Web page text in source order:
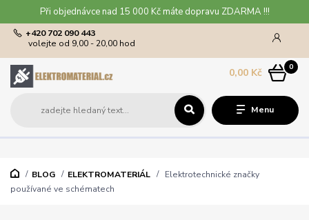
Při objednávce nad 15 000 Kč máte dopravu ZDARMA !!!
Menu
+420 702 090 443
volejte od 9,00 - 20,00 hod
0
0,00 Kč
BLOG ELEKTROMATERIÁL
Elektrotechnické značky
používané ve schématech